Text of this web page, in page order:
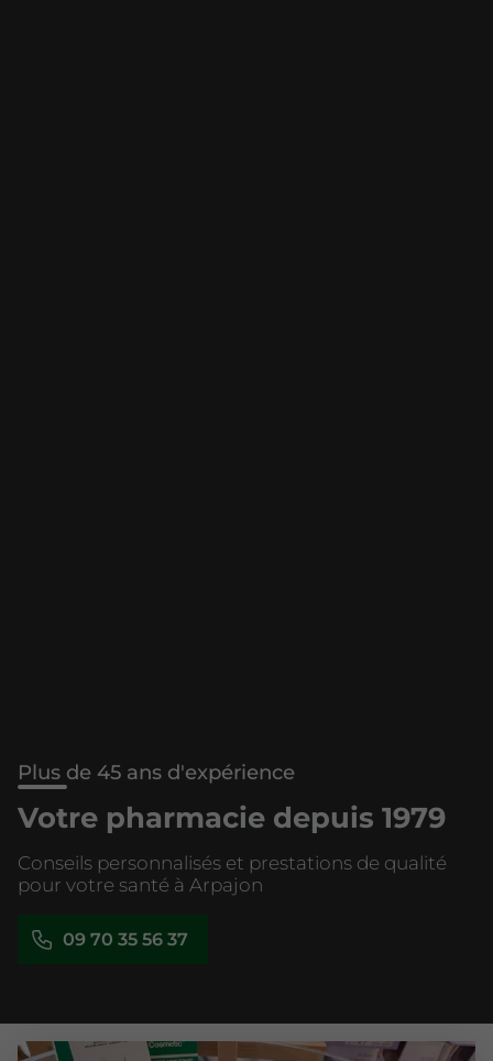
Plus de 45 ans d'expérience
Votre pharmacie depuis 1979
Conseils personnalisés et prestations de qualité
pour votre santé à Arpajon
09 70 35 56 37